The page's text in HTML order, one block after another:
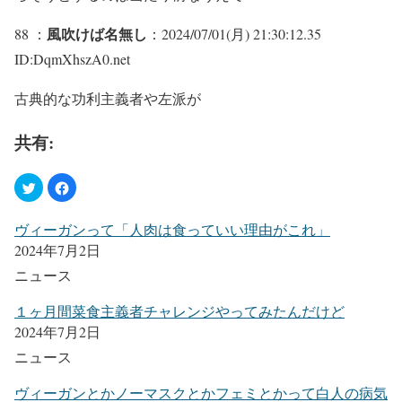
88 ： 風吹けば名無し ：2024/07/01(月) 21:30:12.35
ID:DqmXhszA0.net
古典的な功利主義者や左派が
共有:
ヴィーガンって「人肉は食っていい理由がこれ」
2024年7月2日
ニュース
１ヶ月間菜食主義者チャレンジやってみたんだけど
2024年7月2日
ニュース
ヴィーガンとかノーマスクとかフェミとかって白人の病気